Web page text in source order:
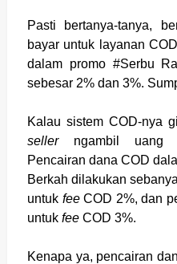
Pasti bertanya-tanya,
bayar untuk layanan
dalam promo #Serbu
sebesar 2% dan 3%.
Kalau sistem COD-nya
sellerngambil uang
Pencairan dana COD
Berkah dilakukan
untuk feeCOD 2%, dan
untuk feeCOD 3%.
Kenapa ya, pencairan